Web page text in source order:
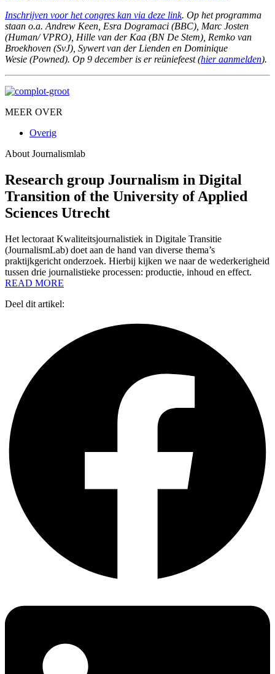
Inschrijven voor het congres kan via deze link. Op het programma
staan o.a. Andrew Keen, Esra Dogramaci (BBC), Marc Josten
(Human/ VPRO), Hille van der Kaa (BN De Stem), Remko van
Broekhoven (SvJ), Sywert van der Lienden en Dominique
Wesie (Powned). Op 9 december is er reüniefeest (hier aanmelden).
MEER OVER
Overig
About Journalismlab
Research group Journalism in Digital
Transition of the University of Applied
Sciences Utrecht
Het lectoraat Kwaliteitsjournalistiek in Digitale Transitie
(JournalismLab) doet aan de hand van diverse thema’s
praktijkgericht onderzoek. Hierbij kijken we naar de wederkerigheid
tussen drie journalistieke processen: productie, inhoud en effect.
READ MORE
Deel dit artikel: